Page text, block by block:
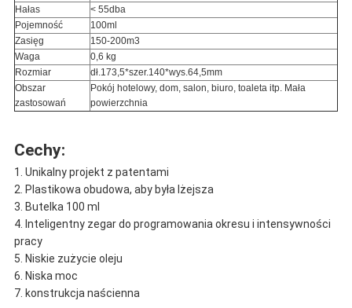
Hałas
< 55dba
Pojemność
100ml
Zasięg
150-200m3
Waga
0,6 kg
Rozmiar
dł.173,5*szer.140*wys.64,5mm
Obszar
zastosowań
Pokój hotelowy, dom, salon, biuro, toaleta itp. Mała
powierzchnia
Cechy:
1. Unikalny projekt z patentami
2. Plastikowa obudowa, aby była lżejsza
3. Butelka 100 ml
4. Inteligentny zegar do programowania okresu i intensywności
pracy
5. Niskie zużycie oleju
6. Niska moc
7. konstrukcja naścienna